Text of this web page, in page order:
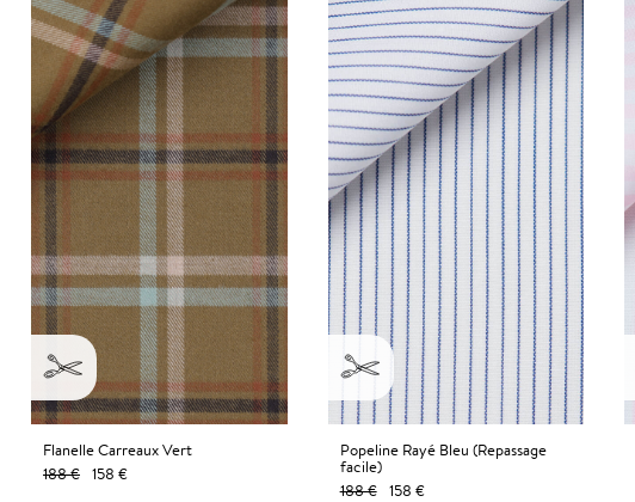
Flanelle Carreaux Vert
188 € 158 €
Popeline Rayé Bleu (Repassage
facile)
188 €
158 €